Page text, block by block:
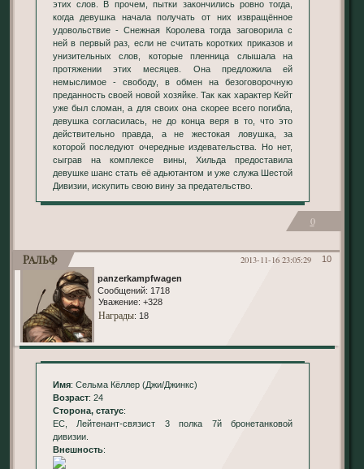
этих слов. В прочем, пытки закончились ровно тогда,
когда девушка начала получать от них извращённое
удовольствие - Снежная Королева тогда заговорила с
ней в первый раз, если не считать коротких приказов и
унизительных слов, которые пленница слышала на
протяжении этих месяцев. Она предложила ей
немыслимое - свободу, в обмен на безоговорочную
преданность своей новой хозяйке. Так как характер Кейт
уже был сломан, а для своих она скорее всего погибла,
девушка согласилась, не до конца веря в то, что это
действительно правда, а не жестокая ловушка, за
которой последуют очередные издевательства. Но нет,
сыграв на комплексе вины, Хильда предоставила
девушке шанс стать её адьютантом и уже служа Шестой
Дивизии, искупить свою вину за предательство.
0
10
2013-11-16 23:05:29
Ральф
panzerkampfwagen
Сообщений: 1718
Уважение: +328
Награды: 18
Имя: Сельма Кёллер (Джи/Джинкс)
Возраст: 24
Сторона, статус:
ЕС, Лейтенант-связист 3 полка 7й бронетанковой
дивизии.
Внешность: